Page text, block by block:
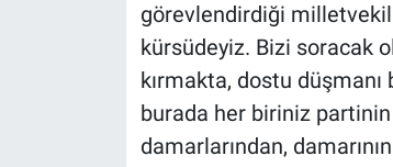
görevlendirdiği
kürsüdeyiz. Bizi soracak
kırmakta, dostu
burada her biriniz
damarlarından,